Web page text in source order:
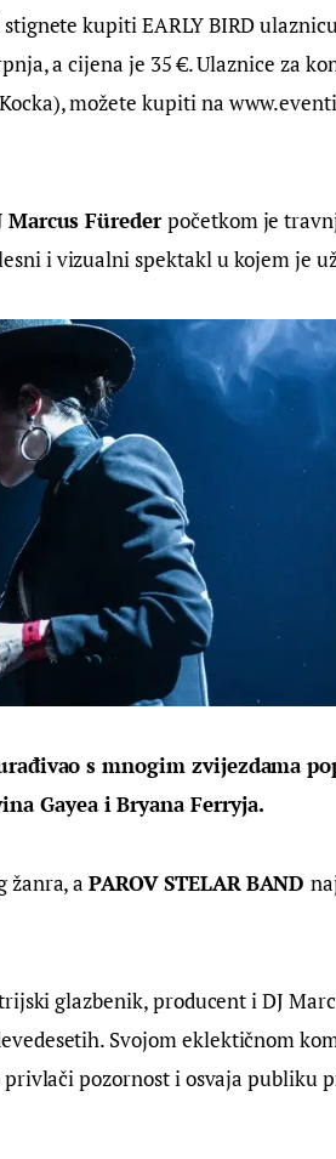
kupiti EARLY BIRD
a cijena je 35 €. Ulaznice za
možete kupiti na
Marcus Füreder početkom je
i vizualni spektakl u kojem je
s mnogim zvijezdama
Gayea i Bryana Ferryja.
žanra, a PAROV STELARBAND
glazbenik, producent i DJ
Svojom eklektičnom
pozornost i osvaja publiku